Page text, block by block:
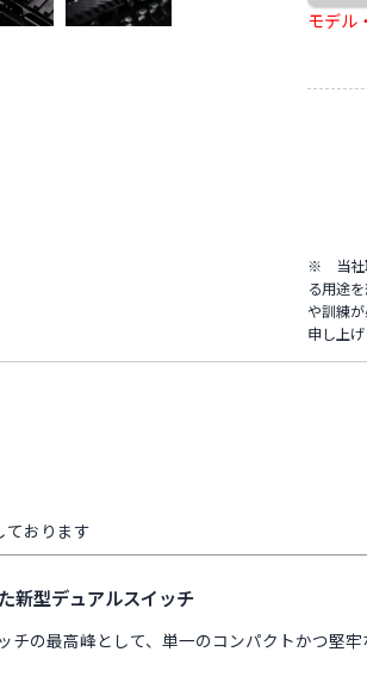
モデル
※ 当社
る用途
や訓練
申し上げ
おります
新型デュアルスイッチ
チの最高峰として、単一のコンパクトかつ堅